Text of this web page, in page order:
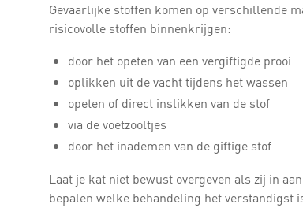
Gevaarlijke stoffen komen op verschillende
risicovolle stoffen binnenkrijgen:
door het opeten van een vergiftigde prooi
oplikken uit de vacht tijdens het wassen
opeten of direct inslikken van de stof
via de voetzooltjes
door het inademen van de giftige stof
Laat je kat niet bewust overgeven als zij in
bepalen welke behandeling het verstandigst